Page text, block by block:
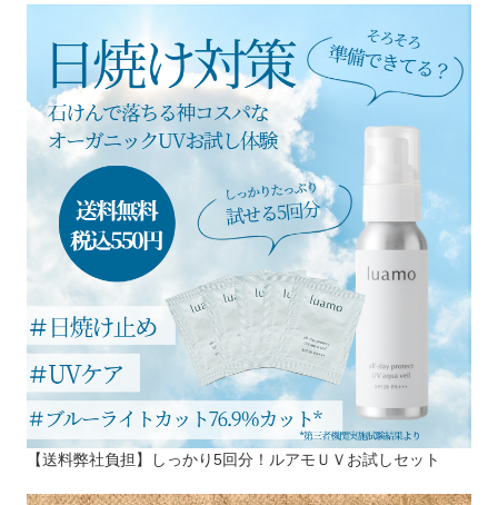
【送料弊社負担】しっかり5回分！ルアモＵＶお試しセット